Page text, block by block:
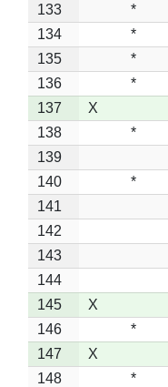
133
*
134
*
135
*
136
*
137
X
138
*
139
140
*
141
142
143
144
145
X
146
*
147
X
148
*